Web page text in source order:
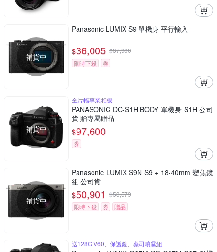
補貨中
Panasonic LUMIX S9 單機身 平行輸入
$36,005 $37,900
限時下殺
券
補貨中
全片幅專業相機
PANASONIC DC-S1H BODY 單機身 S1H 公司
貨 贈專屬贈品
$97,600
券
補貨中
Panasonic LUMIX S9N S9 + 18-40mm 變焦鏡
組 公司貨
$50,901 $53,579
限時下殺
券 贈品
送128G V60、保護鏡、蔡司噴霧組